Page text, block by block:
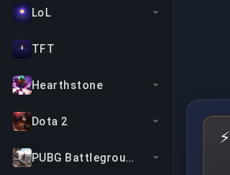
LoL
TFT
Hearthstone
Dota 2
PUBG Battlegrounds
⚡